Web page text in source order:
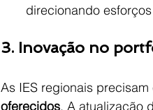
direcionando
3. Inovação no
As IES regionais
oferecidos. A atualização